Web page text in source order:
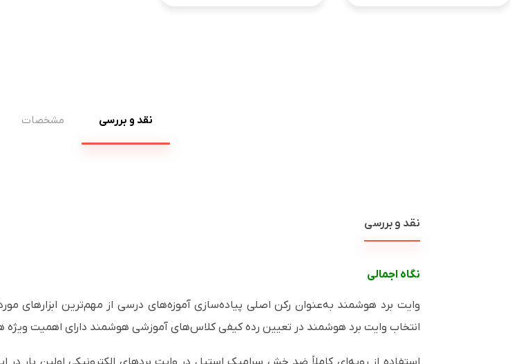
نقد و بررسی مشخصات
نقد و بررسی
نگاه اجمالی
وایت برد هوشمند به‌عنوان رکن اصلی پیاده‌سازی آموزه‌های درسی از مهم‌ترین ابزارهای
انتخاب وایت برد هوشمند در تعیین رده کیفی کلاس‌های آموزشی هوشمند دارای اهمیت